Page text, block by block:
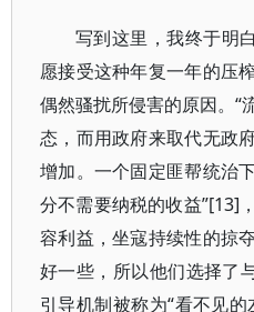
写到这里，我终于明
愿接受这种年复一年的压
偶然骚扰所侵害的原因。“
态，而用政府来取代无政
增加。一个固定匪帮统治
分不需要纳税的收益”[13]
容利益，坐寇持续性的掠
好一些，所以他们选择了
引导机制被称为“看不见